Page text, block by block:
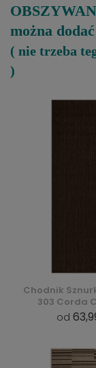
można
( nie trzeba
)
Chodnik
303 Corda
od